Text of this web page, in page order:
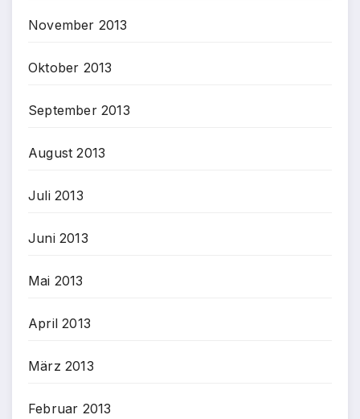
November 2013
Oktober 2013
September 2013
August 2013
Juli 2013
Juni 2013
Mai 2013
April 2013
März 2013
Februar 2013